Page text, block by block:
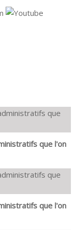
que l'on
que l'on